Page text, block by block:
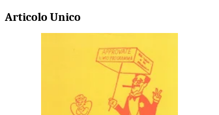
Articolo Unico